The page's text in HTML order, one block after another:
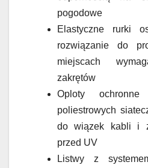
pogodowe
Elastyczne rurki
rozwiązanie do
miejscach
zakrętów
Oploty
poliestrowych
do wiązek kabli i
przed UV
Listwy z